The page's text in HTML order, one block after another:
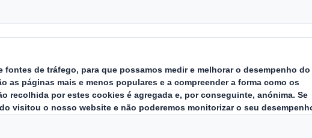
do setor da moda online, no qual as
os consumidores têm acesso a
e são mais exigentes, e as marcas
de surpreender os utilizadores, ao
dos seus produtos e do meio